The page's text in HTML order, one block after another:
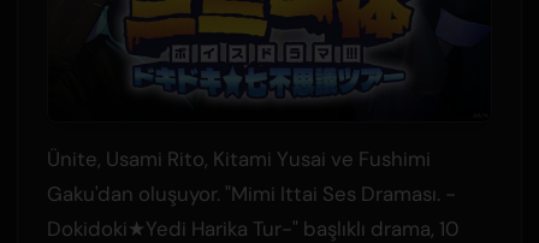
Ünite, Usami Rito, Kitami Yusai ve Fushimi
Gaku'dan oluşuyor. "Mimi Ittai Ses Draması. -
Dokidoki★Yedi Harika Tur-" başlıklı drama, 10